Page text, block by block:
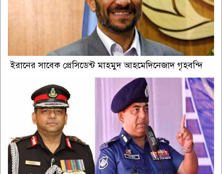
ইরানের সাবেক প্রেসিডেন্ট মাহমুদ আহমেদিনেজাদ গৃহবন্দি